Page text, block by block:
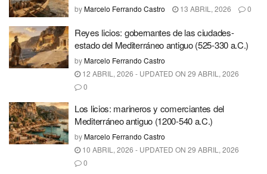
byMarcelo Ferrando Castro 13 ABRIL, 2026 0
Reyes licios: gobernantes de las ciudades-
estado del Mediterráneo antiguo (525-330 a.C.)
byMarcelo Ferrando Castro
12 ABRIL, 2026 - UPDATED ON 29 ABRIL, 2026
0
Los licios: marineros y comerciantes del
Mediterráneo antiguo (1200-540 a.C.)
byMarcelo Ferrando Castro
10 ABRIL, 2026 - UPDATED ON 29 ABRIL, 2026
0